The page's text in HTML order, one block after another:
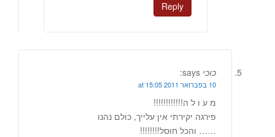
Reply
כוכי says:
10 בפברואר 2011 at 15:05
מ ע ו ל ה!!!!!!!!!!!!
פירגה יקירתי אין עלייך, כולם נהנו
…… והכל חוסל!!!!!!!!